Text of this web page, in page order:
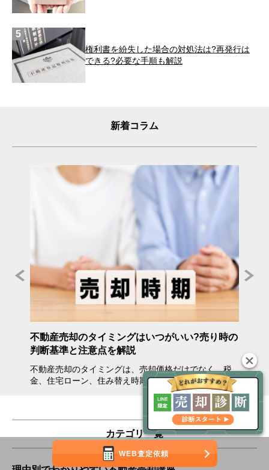
権利書を紛失した場合の対処法は?再発行は
できる?必要な手順も解説
新着コラム
不動産売却のタイミングはいつがいい?売り時の
判断基準と注意点を解説
不動産売却のタイミングは、売却価格だけでなく、税
金、住宅ローン、住み替え時期、相…
不動産
会えな
カテゴリ一覧
WEB査定依頼